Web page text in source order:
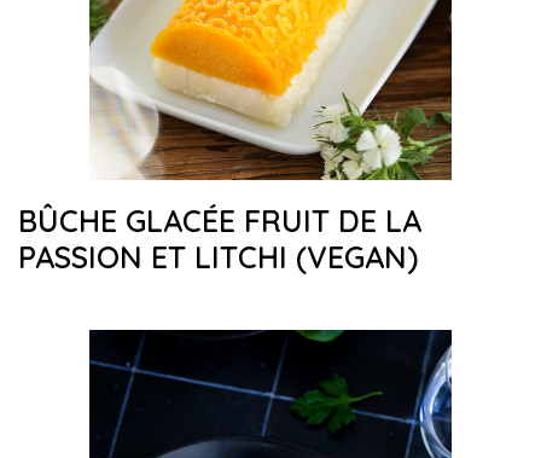
BÛCHE GLACÉE FRUIT DE LA
PASSION ET LITCHI (VEGAN)